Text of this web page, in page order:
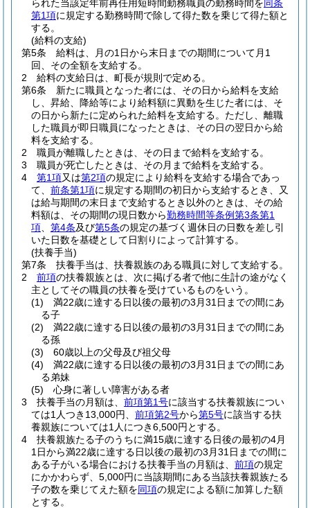
られた当該定年前再任用短時間勤務職員の勤務時間を同条
第1項に規定する勤務時間で除して得た数を乗じて得た額と
する。
(給料の支給)
第5条
給料は、月の1日から末日までの期間について月1
回、その全額を支給する。
2
給料の支給日は、町長が規則で定める。
第6条
新たに職員となった者には、その日から給料を支給
し、昇給、降給等により給料額に異動を生じた者には、そ
の日から新たに定められた給料を支給する。 ただし、離職
した職員が即日職員になったときは、その日の翌日から給
料を支給する。
2
職員が離職したときは、その日まで給料を支給する。
3
職員が死亡したときは、その月まで給料を支給する。
4
第1項又は第2項の規定により給料を支給する場合であっ
て、 前条第1項に規定する期間の初日から支給するとき、又
は給与期間の末日まで支給するとき以外のときは、その給
料額は、その期間の現日数から勤務時間等条例第3条第1
項
第4条及び第5条の規定の基づく週休日の日数を差し引
いた日数を基礎として日割りによって計算する。
(扶養手当)
第7条
扶養手当は、扶養親族のある職員に対して支給する。
2
前項の扶養親族とは、次に掲げる者で他に生計の途がなく
主としてその職員の扶養を受けているものをいう。
(1)
満22歳に達する日以後の最初の3月31日までの間にあ
る子
(2)
満22歳に達する日以後の最初の3月31日までの間にあ
る孫
(3)
60歳以上の父母及び祖父母
(4)
満22歳に達する日以後の最初の3月31日までの間にあ
る弟妹
(5)
心身に著しい障害がある者
3
扶養手当の月額は、 前項第1号に該当する扶養親族につい
ては1人つき13,000円、 前項第2号から第5号に該当する扶
養親族については1人につき6,500円とする。
4
扶養親族たる子のうちに満15歳に達する日後の最初の4月
1日から満22歳に達する日以後の最初の3月31日までの間に
ある子がいる場合における扶養手当の月額は、 前項の規定
にかかわらず、5,000円に当該期間にある当該扶養親族たる
子の数を乗じてえた額を同項の規定による額に加算した額
とする。